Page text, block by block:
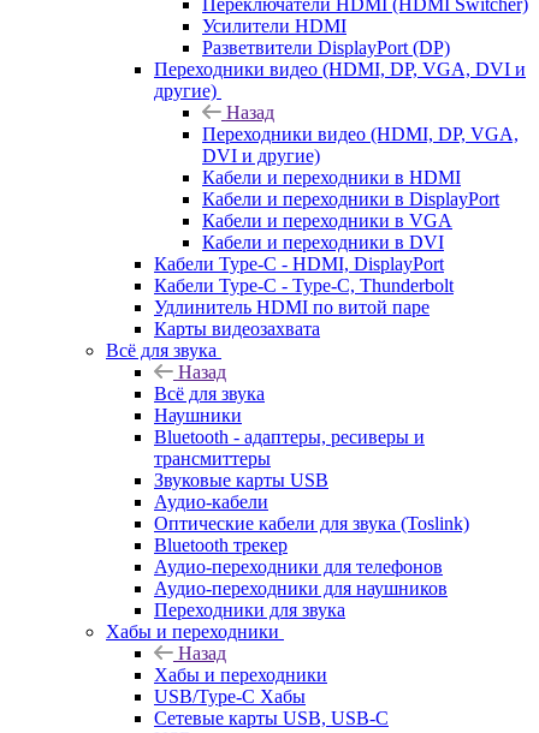
Переключатели HDMI (HDMI Switcher)
Усилители HDMI
Разветвители DisplayPort (DP)
Переходники видео (HDMI, DP, VGA, DVI и
другие)
Назад
Переходники видео (HDMI, DP, VGA,
DVI и другие)
Кабели и переходники в HDMI
Кабели и переходники в DisplayPort
Кабели и переходники в VGA
Кабели и переходники в DVI
Кабели Type-C - HDMI, DisplayPort
Кабели Type-C - Type-C, Thunderbolt
Удлинитель HDMI по витой паре
Карты видеозахвата
Всё для звука
Назад
Всё для звука
Наушники
Bluetooth - адаптеры, ресиверы и
трансмиттеры
Звуковые карты USB
Аудио-кабели
Оптические кабели для звука (Toslink)
Bluetooth трекер
Аудио-переходники для телефонов
Аудио-переходники для наушников
Переходники для звука
Хабы и переходники
Назад
Хабы и переходники
USB/Type-C Хабы
Сетевые карты USB, USB-C